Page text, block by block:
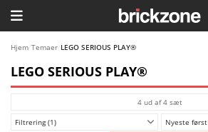
HJEM
TEMAER
Hjem Temaer LEGO SERIOUS PLAY®
LEGO SERIOUS PLAY®
4 ud af 4 sæt
Filtrering (1)
Nyeste først